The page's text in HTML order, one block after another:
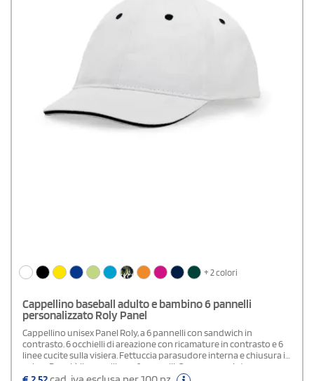
+ 2 colori
Cappellino baseball adulto e bambino 6 pannelli
personalizzato Roly Panel
Cappellino unisex Panel Roly, a 6 pannelli con sandwich in
contrasto. 6 occhielli di areazione con ricamature in contrasto e 6
linee cucite sulla visiera. Fettuccia parasudore interna e chiusura in
velcro.Panel è il cappellino a 6 pannelli. Ora con una cintura
antisudore e 6 fori per la ventilazione in modo tale che il calore non